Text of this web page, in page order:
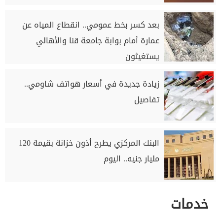
بعد كسر بخط عمومي.. انقطاع المياه عن
عمارة أمام بوابة جامعة قنا والأهالي
يستغيثون
زيادة جديدة في أسعار هواتف شاومي..
تفاصيل
البنك المركزي يطرح أذون خزانة بقيمة 120
مليار جنيه.. اليوم
خدمات